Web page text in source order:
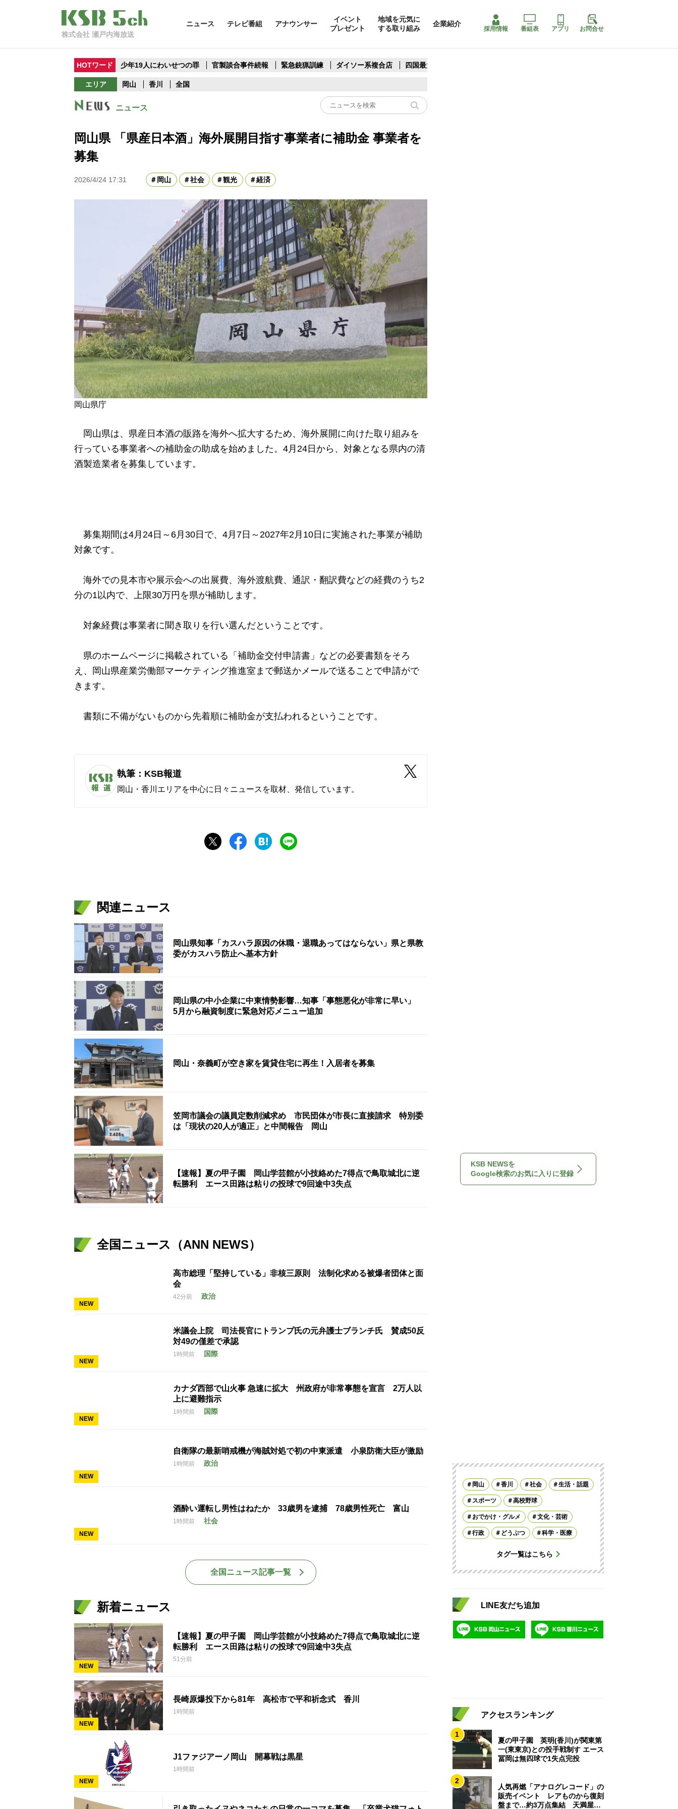
株式会社 瀬戸内海放送
ニュース テレビ番組 アナウンサー
イベント
プレゼント
地域を元気に
する取り組み
企業紹介
採用情報 番組表 アプリ お問合せ
HOTワード 少年19人にわいせつの罪 官製談合事件続報 緊急銃猟訓練 ダイソー系複合店 四国最大スリコ
エリア 岡山 香川 全国
ニュース
岡山県 「県産日本酒」海外展開目指す事業者に補助金 事業者を
募集
2026/4/24 17:31 岡山 社会 観光 経済
岡山県庁
岡山県は、県産日本酒の販路を海外へ拡大するため、海外展開に向けた取り組みを
行っている事業者への補助金の助成を始めました。4月24日から、対象となる県内の清
酒製造業者を募集しています。
募集期間は4月24日～6月30日で、4月7日～2027年2月10日に実施された事業が補助
対象です。
海外での見本市や展示会への出展費、海外渡航費、通訳・翻訳費などの経費のうち2
分の1以内で、上限30万円を県が補助します。
対象経費は事業者に聞き取りを行い選んだということです。
県のホームページに掲載されている「補助金交付申請書」などの必要書類をそろ
え、岡山県産業労働部マーケティング推進室まで郵送かメールで送ることで申請がで
きます。
書類に不備がないものから先着順に補助金が支払われるということです。
執筆：KSB報道
岡山・香川エリアを中心に日々ニュースを取材、発信しています。
関連ニュース
岡山県知事「カスハラ原因の休職・退職あってはならない」県と県教
委がカスハラ防止へ基本方針
岡山県の中小企業に中東情勢影響…知事「事態悪化が非常に早い」
5月から融資制度に緊急対応メニュー追加
岡山・奈義町が空き家を賃貸住宅に再生！入居者を募集
笠岡市議会の議員定数削減求め 市民団体が市長に直接請求 特別委
は「現状の20人が適正」と中間報告 岡山
【速報】夏の甲子園 岡山学芸館が小技絡めた7得点で鳥取城北に逆
転勝利 エース田路は粘りの投球で9回途中3失点
全国ニュース（ANN NEWS）
NEW
高市総理「堅持している」非核三原則 法制化求める被爆者団体と面
会
42分前 政治
NEW
米議会上院 司法長官にトランプ氏の元弁護士ブランチ氏 賛成50反
対49の僅差で承認
1時間前 国際
NEW
カナダ西部で山火事 急速に拡大 州政府が非常事態を宣言 2万人以
上に避難指示
1時間前 国際
NEW
自衛隊の最新哨戒機が海賊対処で初の中東派遣 小泉防衛大臣が激励
1時間前 政治
NEW
酒酔い運転し男性はねたか 33歳男を逮捕 78歳男性死亡 富山
1時間前 社会
全国ニュース記事一覧
新着ニュース
NEW
【速報】夏の甲子園 岡山学芸館が小技絡めた7得点で鳥取城北に逆
転勝利 エース田路は粘りの投球で9回途中3失点
51分前
NEW
長崎原爆投下から81年 高松市で平和祈念式 香川
1時間前
NEW
J1ファジアーノ岡山 開幕戦は黒星
1時間前